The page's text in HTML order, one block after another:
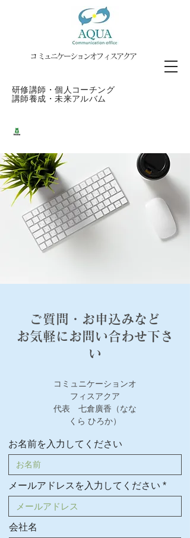
​研修講師・個人コーチング
講師養成・未来アルバム
​コミュニケーションオフィスアクア
ご質問・お申込みなど
お気軽に​お問い合わせ下さ
い
コミュニケーションオ
フィスアクア
​代表 七倉廣香（なな
くら ひろか）
お名前を入力してください
メールアドレスを入力してください
会社名